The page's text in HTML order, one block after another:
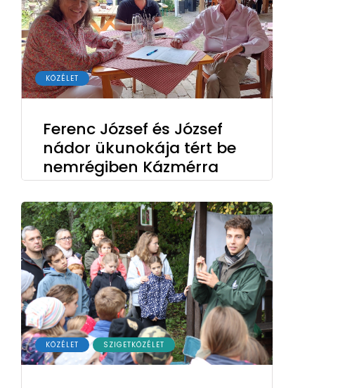
KÖZÉLET
Ferenc József és József
nádor ükunokája tért be
nemrégiben Kázmérra
KÖZÉLET SZIGETKÖZÉLET